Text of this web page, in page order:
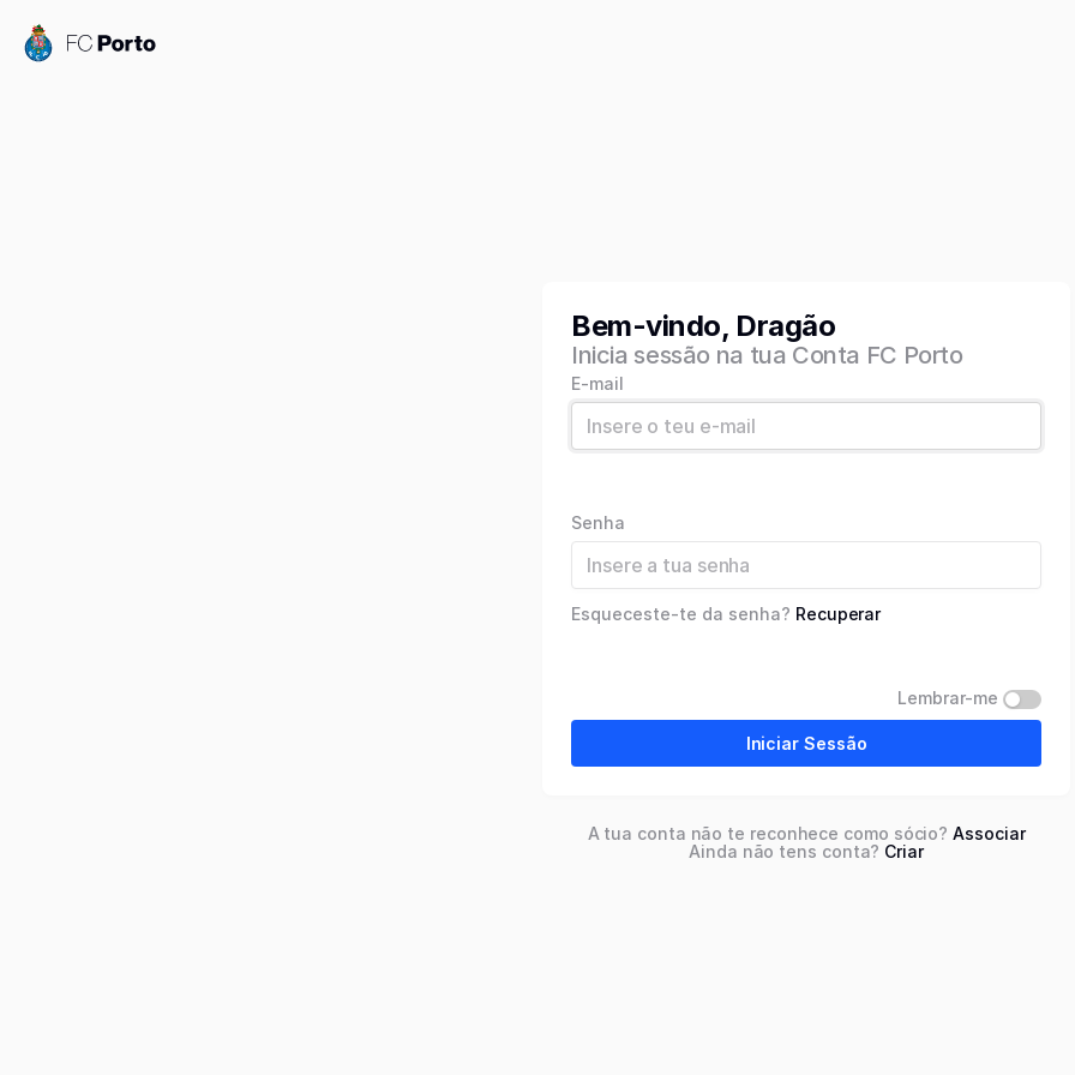
Bem-vindo, Dragão
Inicia sessão na tua Conta FC Porto
E-mail
Senha
Esqueceste-te da senha? Recuperar
Lembrar-me
Iniciar Sessão
A tua conta não te reconhece como sócio?Associar
Ainda não tens conta? Criar